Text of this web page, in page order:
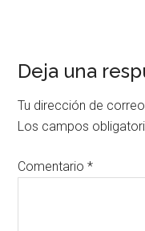
con
los
lectores
Deja una
Tu dirección de
Los campos
Comentario*